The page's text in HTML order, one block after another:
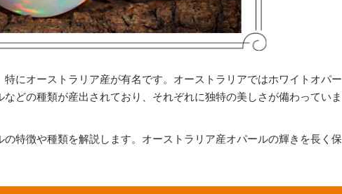
にオーストラリア産が有名です。オーストラリアではホワイトオパー
どの種類が産出されており、それぞれに独特の美しさが備わっていま
特徴や種類を解説します。オーストラリア産オパールの輝きを長く保